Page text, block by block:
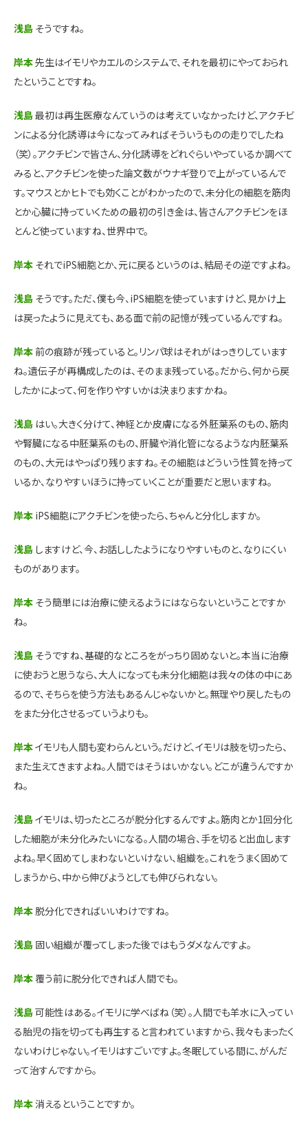
浅島 そうですね。
岸本先生はイモリやカエルのシステムで、それを最初にやっておられ
たということですね。
浅島最初は再生医療なんていうのは考えていなかったけど、アクチビ
ンによる分化誘導は今になってみればそういうものの走りでしたね
（笑）。アクチビンで皆さん、分化誘導をどれぐらいやっているか調べて
みると、アクチビンを使った論文数がウナギ登りで上がっているんで
す。マウスとかヒトでも効くことがわかったので、未分化の細胞を筋肉
とか心臓に持っていくための最初の引き金は、皆さんアクチビンをほ
とんど使っていますね、世界中で。
岸本 それでiPS細胞とか、元に戻るというのは、結局その逆ですよね。
浅島 そうです。ただ、僕も今、iPS細胞を使っていますけど、見かけ上
は戻ったように見えても、ある面で前の記憶が残っているんですね。
岸本 前の痕跡が残っていると。リンパ球はそれがはっきりしています
ね。遺伝子が再構成したのは、そのまま残っている。だから、何から戻
したかによって、何を作りやすいかは決まりますかね。
浅島 はい。大きく分けて、神経とか皮膚になる外胚葉系のもの、筋肉
や腎臓になる中胚葉系のもの、肝臓や消化管になるような内胚葉系
のもの、大元はやっぱり残りますね。その細胞はどういう性質を持って
いるか、なりやすいほうに持っていくことが重要だと思いますね。
岸本 iPS細胞にアクチビンを使ったら、ちゃんと分化しますか。
浅島 しますけど、今、お話ししたようになりやすいものと、なりにくい
ものがあります。
岸本 そう簡単には治療に使えるようにはならないということですか
ね。
浅島 そうですね、基礎的なところをがっちり固めないと。本当に治療
に使おうと思うなら、大人になっても未分化細胞は我々の体の中にあ
るので、そちらを使う方法もあるんじゃないかと。無理やり戻したもの
をまた分化させるっていうよりも。
岸本イモリも人間も変わらんという。だけど、イモリは肢を切ったら、
また生えてきますよね。人間ではそうはいかない。どこが違うんですか
ね。
浅島イモリは、切ったところが脱分化するんですよ。筋肉とか1回分化
した細胞が未分化みたいになる。人間の場合、手を切ると出血します
よね。早く固めてしまわないといけない、組織を。これをうまく固めて
しまうから、中から伸びようとしても伸びられない。
岸本 脱分化できればいいわけですね。
浅島 固い組織が覆ってしまった後ではもうダメなんですよ。
岸本 覆う前に脱分化できれば人間でも。
浅島可能性はある。イモリに学べばね（笑）。人間でも羊水に入ってい
る胎児の指を切っても再生すると言われていますから、我々もまったく
ないわけじゃない。イモリはすごいですよ。冬眠している間に、がんだ
って治すんですから。
岸本消えるということですか。